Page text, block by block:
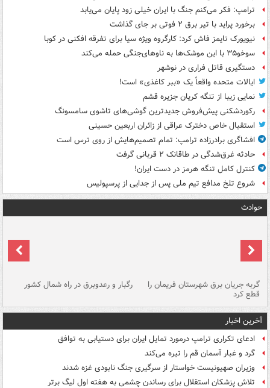
ترامپ: فکر می‌کنم جنگ با ایران خیلی زود پایان می‌یابد
برخورد پراید با تیر برق ۲ فوتی بر جای گذاشت
نیویورک تایمز فاش کرد: کارگروه ویژه سیا برای تفرقه افکنی در کوبا
سوخو۳۵ با این موشک‌ها به ناوهای‌جنگی حمله می‌کند
دستگیری قاتل فراری در نوشهر
ایالات متحده واقعاً یک «ببر کاغذی» است!
نمایی زیبا از تنگه کریان جزیره قشم
رکوردشکنی پیش‌فروش جدیدترین گوشی‌های تاشوی سامسونگ
استقبال خاص دخترک عراقی از زائران اربعین حسینی
افشاگری برادرزاده ترامپ: تمام تصمیم‌هایش از روی ترس است
حادثه غرق‌شدگی در طاقانک ۲ قربانی گرفت
کنترل کامل تنگه هرمز در دست ایران!
شروع تلخ مدافع تیم ملی پس از جدایی از پرسپولیس
حوادث
گربه جریان برق شهرستان فریمان را
قطع کرد
رگبار و رعدوبرق در راه شمال کشور
آخرین اخبار
ادعای تکراری ترامپ درمورد تمایل ایران برای دستیابی به توافق
گرد و غبار آسمان قم را تیره می‌کند
وزیران صهیونیست خواستار از سرگیری جنگ نابودی غزه شدند
تلاش پزشکان استقلال برای رساندن چشمی به هفته اول لیگ برتر